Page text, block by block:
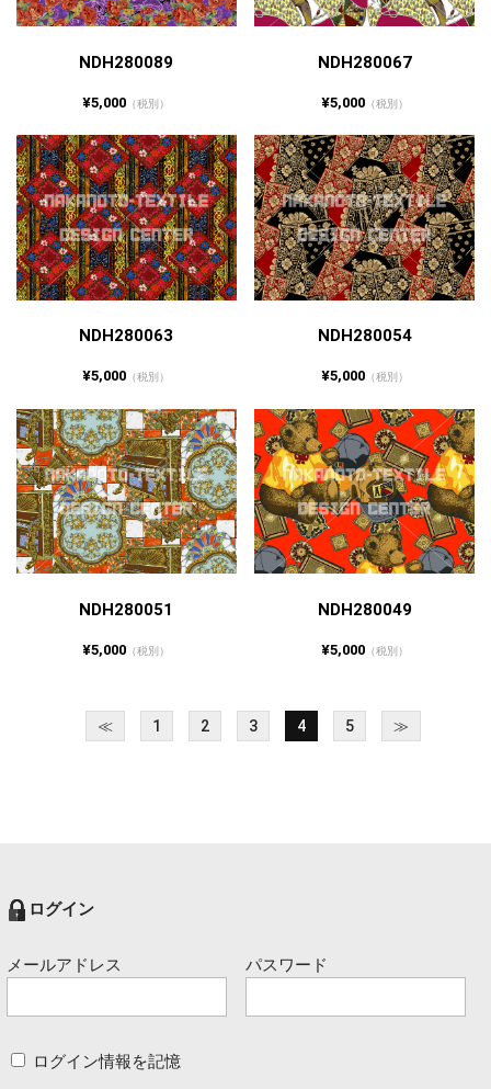
NDH280089
¥5,000 （税別）
NDH280067
¥5,000（税別）
NDH280063
¥5,000 （税別）
NDH280054
¥5,000（税別）
NDH280051
¥5,000 （税別）
NDH280049
¥5,000（税別）
≪ 1 2 3 4 5 ≫
ログイン
メールアドレス パスワード
ログイン情報を記憶